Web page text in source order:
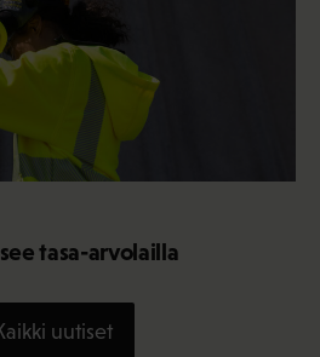
tasa-arvolailla
uutiset